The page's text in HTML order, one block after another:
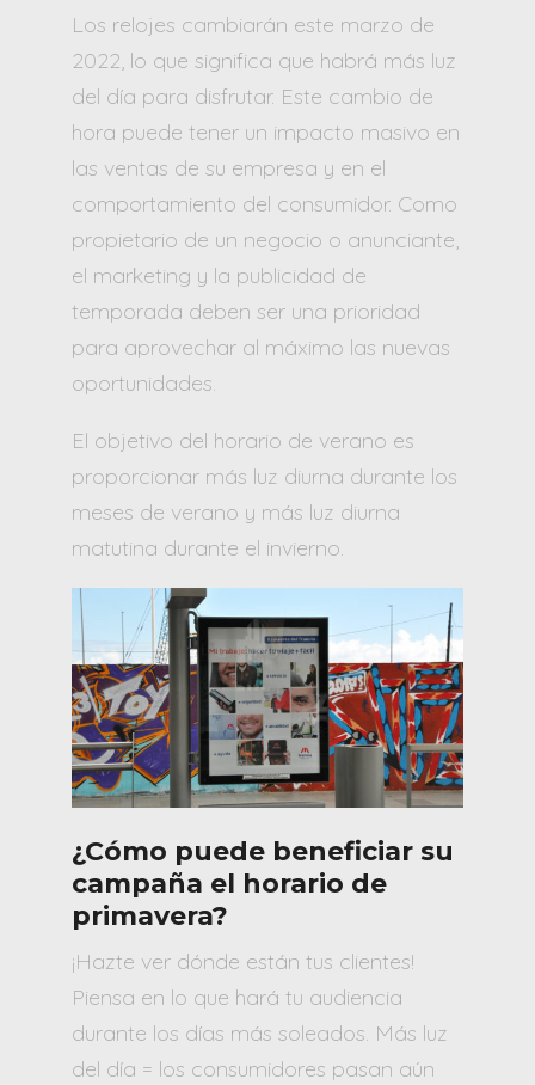
Los relojes cambiarán este marzo de
2022, lo que significa que habrá más luz
del día para disfrutar. Este cambio de
hora puede tener un impacto masivo en
las ventas de su empresa y en el
comportamiento del consumidor. Como
propietario de un negocio o anunciante,
el marketing y la publicidad de
temporada deben ser una prioridad
para aprovechar al máximo las nuevas
oportunidades.
El objetivo del horario de verano es
proporcionar más luz diurna durante los
meses de verano y más luz diurna
matutina durante el invierno.
¿Cómo puede beneficiar su
campaña el horario de
primavera?
¡Hazte ver dónde están tus clientes!
Piensa en lo que hará tu audiencia
durante los días más soleados. Más luz
del día = los consumidores pasan aún